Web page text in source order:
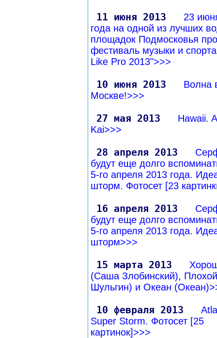
11 июня 2013
23
года на одной из лучших
площадок Подмосковья
фестиваль музыки и
Like Pro 2013">>>
10 июня 2013
Волна
Москве!>>>
27 мая 2013
Hawaii.
Kai>>>
28 апреля 2013
будут еще долго
5-го апреля 2013 года.
шторм. Фотосет [23
16 апреля 2013
будут еще долго
5-го апреля 2013 года.
шторм>>>
15 марта 2013
(Саша Злобинский),
Шульгин) и Океан
10 февраля 2013
Super Storm. Фотосет [25
картинок]>>>